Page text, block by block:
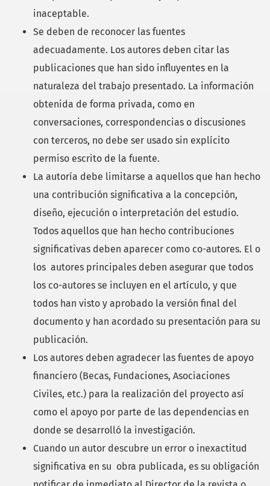
inaceptable.
Se deben de reconocer las fuentes
adecuadamente. Los autores deben citar las
publicaciones que han sido influyentes en la
naturaleza del trabajo presentado. La información
obtenida de forma privada, como en
conversaciones, correspondencias o discusiones
con terceros, no debe ser usado sin explícito
permiso escrito de la fuente.
La autoría debe limitarse a aquellos que han hecho
una contribución significativa a la concepción,
diseño, ejecución o interpretación del estudio.
Todos aquellos que han hecho contribuciones
significativas deben aparecer como co-autores. El o
los autores principales deben asegurar que todos
los co-autores se incluyen en el artículo, y que
todos han visto y aprobado la versión final del
documento y han acordado su presentación para su
publicación.
Los autores deben agradecer las fuentes de apoyo
financiero (Becas, Fundaciones, Asociaciones
Civiles, etc.) para la realización del proyecto así
como el apoyo por parte de las dependencias en
donde se desarrolló la investigación.
Cuando un autor descubre un error o inexactitud
significativa en su obra publicada, es su obligación